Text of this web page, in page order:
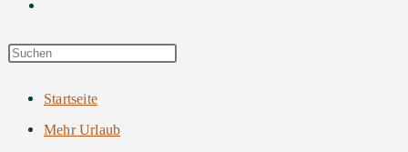
Startseite
Mehr Urlaub